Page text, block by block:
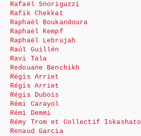
Rafaël Snoriguzzi
Rafik Chekkat
Raphaël Boukandoura
Raphaël Kempf
Raphaël Lebrujah
Raúl Guillén
Ravi Tala
Redouane Benchikh
Régis Arriet
Régis Arriet
Régis Dubois
Rémi Carayol
Rémi Demmi
Rémy Trom et Collectif Iskashato
Renaud Garcia